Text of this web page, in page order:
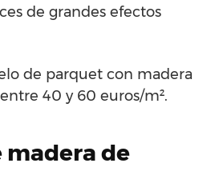
de grandes efectos
de parquet con madera
40 y 60 euros/m².
madera de